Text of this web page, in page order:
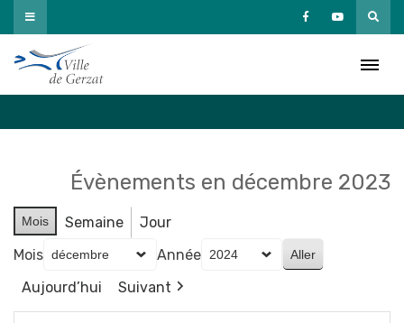
Passer
au
contenu
Évènements en décembre 2023
Mois Semaine
Jour
Mois
Année
Aujourd’hui
Suivant